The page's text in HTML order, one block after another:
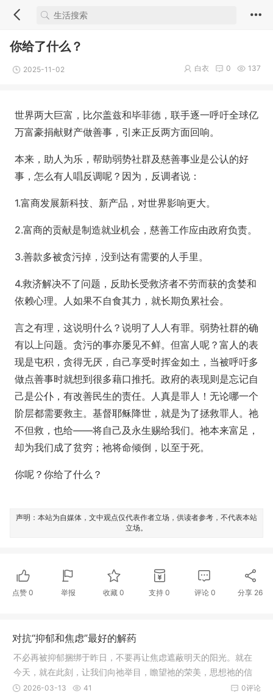
你给了什么？
2025-11-02 137
0
白衣
世界两大巨富，比尔盖兹和毕菲德，联手逐一呼吁全球亿
万富豪捐献财产做善事，引来正反两方面回响。
本来，助人为乐，帮助弱势社群及慈善事业是公认的好
事，怎么有人唱反调呢？因为，反调者说：
1.富商发展新科技、新产品，对世界影响更大。
2.富商的贡献是制造就业机会，慈善工作应由政府负责。
3.善款多被贪污掉，没到达有需要的人手里。
4.救济解决不了问题，反助长受救济者不劳而获的贪婪和
依赖心理。人如果不自食其力，就长期负累社会。
言之有理，这说明什么？说明了人人有罪。弱势社群的确
有以上问题。贪污的事亦屡见不鲜。但富人呢？富人的表
现是屯积，贪得无厌，自己享受时挥金如土，当被呼吁多
做点善事时就想到很多藉口推托。政府的表现则是忘记自
己是公仆，有改善民生的责任。人真是罪人！无论哪一个
阶层都需要救主。基督耶稣降世，就是为了拯救罪人。祂
不但救，也给——将自己及永生赐给我们。祂本来富足，
却为我们成了贫穷；祂将命倾倒，以至于死。
你呢？你给了什么？
声明：本站为自媒体，文中观点仅代表作者立场，供读者参考，不代表本站
立场。
点赞 0 举报 收藏0 支持 0 评论 0 分享 26
对抗“抑郁和焦虑”最好的解药
不必再被抑郁捆绑于昨日，不要再让焦虑遮蔽明天的阳光。就在
今天，就在此刻，让我们向祂举目，瞻望祂的荣美，思想祂的信
实。你必发现：祂以恩典为我们年岁的冠冕，使我们的路径，都
0评论
2026-03-13 41